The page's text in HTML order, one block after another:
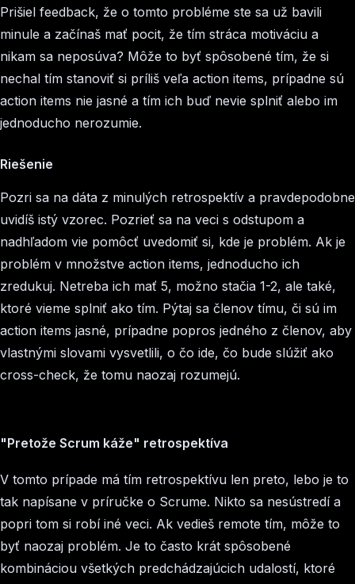
Prišiel feedback, že o tomto probléme ste sa už bavili
minule a začínaš mať pocit, že tím stráca motiváciu a
nikam sa neposúva? Môže to byť spôsobené tím, že si
nechal tím stanoviť si príliš veľa action items, prípadne sú
action items nie jasné a tím ich buď nevie splniť alebo im
jednoducho nerozumie.
Riešenie
Pozri sa na dáta z minulých retrospektív a pravdepodobne
uvidíš istý vzorec. Pozrieť sa na veci s odstupom a
nadhľadom vie pomôcť uvedomiť si, kde je problém. Ak je
problém v množstve action items, jednoducho ich
zredukuj. Netreba ich mať 5, možno stačia 1-2, ale také,
ktoré vieme splniť ako tím. Pýtaj sa členov tímu, či sú im
action items jasné, prípadne popros jedného z členov, aby
vlastnými slovami vysvetlili, o čo ide, čo bude slúžiť ako
cross-check, že tomu naozaj rozumejú.
"Pretože Scrum káže" retrospektíva
V tomto prípade má tím retrospektívu len preto, lebo je to
tak napísane v príručke o Scrume. Nikto sa nesústredí a
popri tom si robí iné veci. Ak vedieš remote tím, môže to
byť naozaj problém. Je to často krát spôsobené
kombináciou všetkých predchádzajúcich udalostí, ktoré